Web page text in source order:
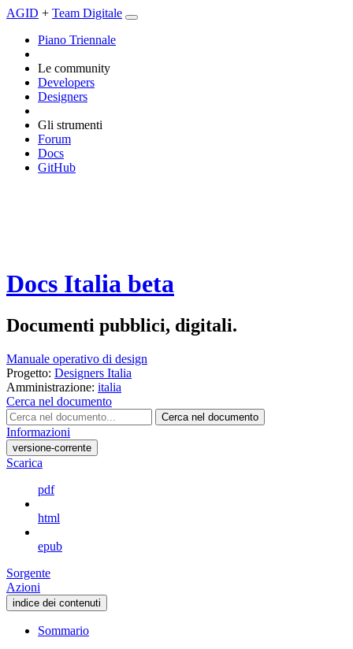
AGID + Team Digitale
Piano Triennale
Le community
Developers
Designers
Gli strumenti
Forum
Docs
GitHub
Docs Italia beta
Documenti pubblici, digitali.
Manuale operativo di design
Progetto: Designers Italia
Amministrazione: italia
Cerca nel documento
Cerca nel documento
Informazioni
versione-corrente
Scarica
pdf
html
epub
Sorgente
Azioni
indice dei contenuti
Sommario